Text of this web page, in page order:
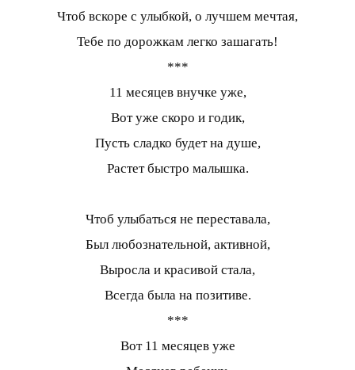
Чтоб вскоре с улыбкой, о лучшем мечтая,
Тебе по дорожкам легко зашагать!
***
11 месяцев внучке уже,
Вот уже скоро и годик,
Пусть сладко будет на душе,
Растет быстро малышка.
Чтоб улыбаться не переставала,
Был любознательной, активной,
Выросла и красивой стала,
Всегда была на позитиве.
***
Вот 11 месяцев уже